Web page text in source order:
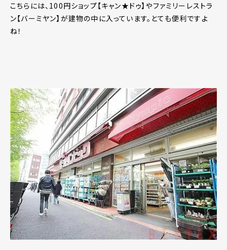
こちらには、100円ショップ【キャン★ドゥ】やファミリーレストラ
ン【バーミヤン】が建物の中に入っています。とても便利ですよ
ね！